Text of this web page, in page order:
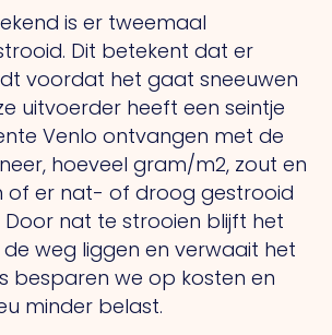
is er tweemaal
Dit betekent dat er
voordat het gaat sneeuwen
uitvoerder heeft een seintje
Venlo ontvangen met de
hoeveel gram/m2, zout en
of er nat- of droog gestrooid
nat te strooien blijft het
weg liggen en verwaait het
besparen we op kosten en
minder belast.